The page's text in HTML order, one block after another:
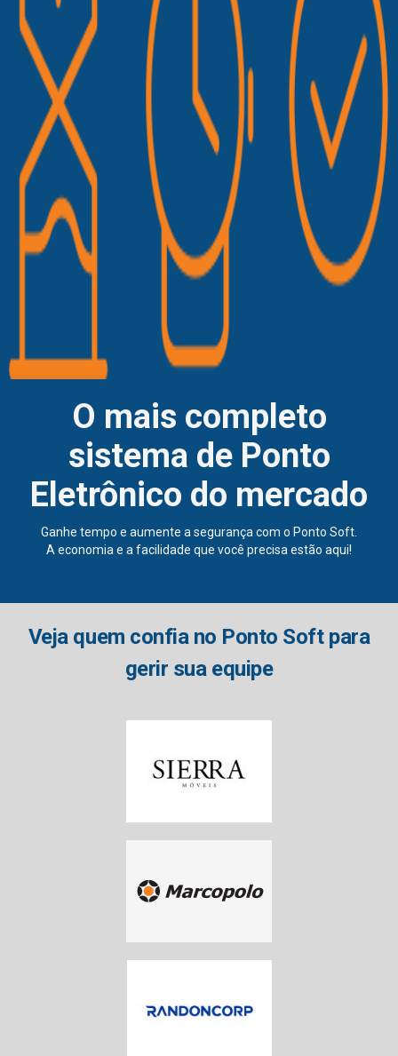
O mais completo
sistema de Ponto
Eletrônico do mercado
Ganhe tempo e aumente a segurança com o Ponto Soft.
A economia e a facilidade que você precisa estão aqui!
Veja quem confia no Ponto Soft para
gerir sua equipe